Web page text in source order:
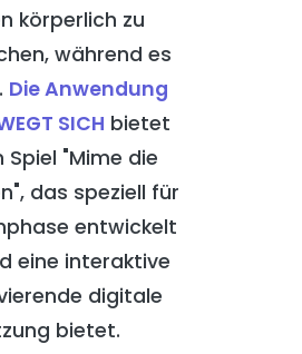
körperlich zu
während es
Die Anwendung
SICH bietet
Spiel "Mime die
das speziell für
entwickelt
eine interaktive
digitale
bietet.